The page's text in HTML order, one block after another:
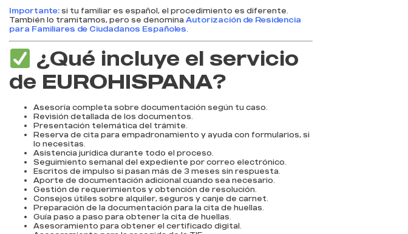
Importante: si tu familiar es español, el procedimiento es diferente.
También lo tramitamos, pero se denomina Autorización de Residencia
para Familiares de Ciudadanos Españoles.
¿Qué incluye el servicio
de EUROHISPANA?
Asesoría completa sobre documentación según tu caso.
Revisión detallada de los documentos.
Presentación telemática del trámite.
Reserva de cita para empadronamiento y ayuda con formularios, si
lo necesitas.
Asistencia jurídica durante todo el proceso.
Seguimiento semanal del expediente por correo electrónico.
Escritos de impulso si pasan más de 3 meses sin respuesta.
Aporte de documentación adicional cuando sea necesario.
Gestión de requerimientos y obtención de resolución.
Consejos útiles sobre alquiler, seguros y canje de carnet.
Preparación de la documentación para la cita de huellas.
Guía paso a paso para obtener la cita de huellas.
Asesoramiento para obtener el certificado digital.